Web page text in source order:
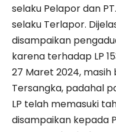
selaku Pelapor dan
selaku Terlapor.
disampaikan
karena terhadap LP
27 Maret 2024,
Tersangka, padahal
LP telah memasuki
disampaikan kepada